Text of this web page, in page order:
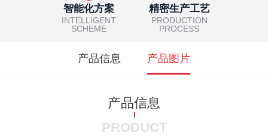
智能化方案
INTELLIGENT
SCHEME
精密生产工艺
PRODUCTION
PROCESS
产品信息 产品图片
产品信息
PRODUCT